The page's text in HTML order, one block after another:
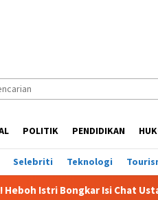
POLITIK PENDIDIKAN
Selebriti Teknologi
Isi Chat Ustadz dan Santriwati